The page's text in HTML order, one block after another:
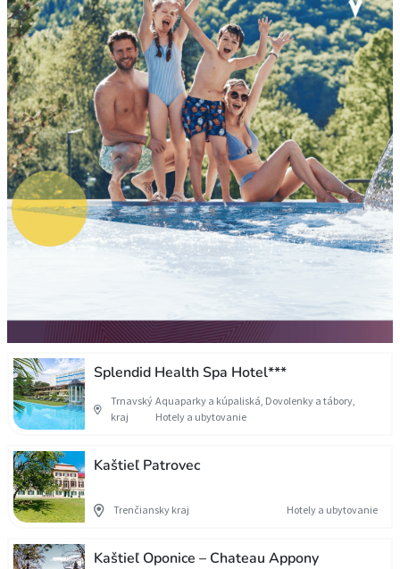
Splendid Health Spa Hotel***
Trnavský
kraj
Aquaparky a kúpaliská, Dovolenky a tábory,
Hotely a ubytovanie
Kaštieľ Patrovec
Trenčiansky kraj Hotely a ubytovanie
Kaštieľ Oponice – Chateau Appony